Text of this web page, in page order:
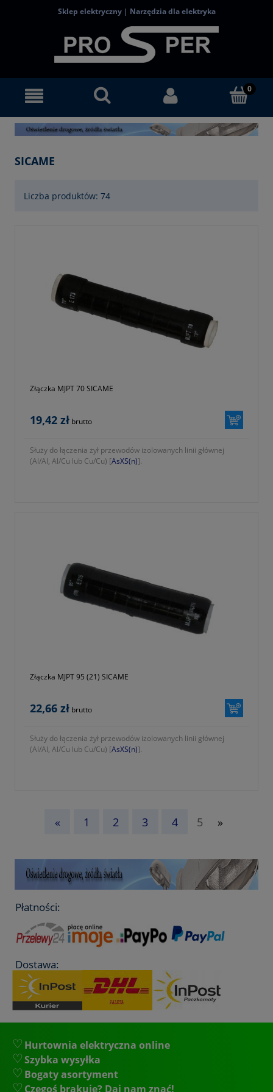
Sklep elektryczny | Narzędzia dla elektryka
SICAME
Liczba produktów: 74
Złączka MJPT 70 SICAME
19,42 zł brutto
Służy do łączenia żył przewodów izolowanych linii głównej
(Al/Al, Al/Cu lub Cu/Cu) [AsXS(n)].
Złączka MJPT 95 (21) SICAME
22,66 zł brutto
Służy do łączenia żył przewodów izolowanych linii głównej
(Al/Al, Al/Cu lub Cu/Cu) [AsXS(n)].
« 1 2 3 4 5 »
Płatności:
Dostawa:
Hurtownia elektryczna online
Szybka wysyłka
Bogaty asortyment
Czegoś brakuje? Daj nam znać!